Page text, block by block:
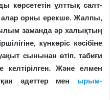
көрсететін ұлттық салт-
алар орны ерекше. Жалпы,
заманда әр халықтың
күнкөріс кәсібіне
сынынан өтіп, табиғи
келтірілген. Және елмен
әдеттер мен ырым-